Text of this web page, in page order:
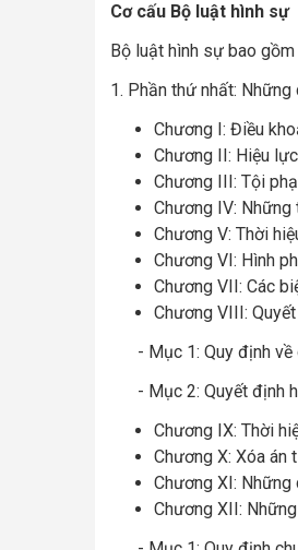
Cơ cấu Bộ luật hình sự
Bộ luật hình sự bao
1. Phần thứ nhất: Những
Chương I: Điều
Chương II: Hiệu
Chương III: Tội
Chương IV:
Chương V: Thời
Chương VI: Hình
Chương VII: Các
Chương VIII:
- Mục 1: Quy định
- Mục 2: Quyết định
Chương IX: Thời
Chương X: Xóa án
Chương XI:
Chương XII: